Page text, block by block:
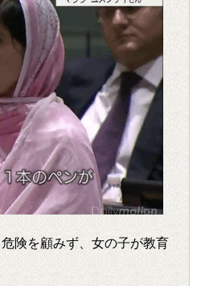
険を顧みず、女の子が教育